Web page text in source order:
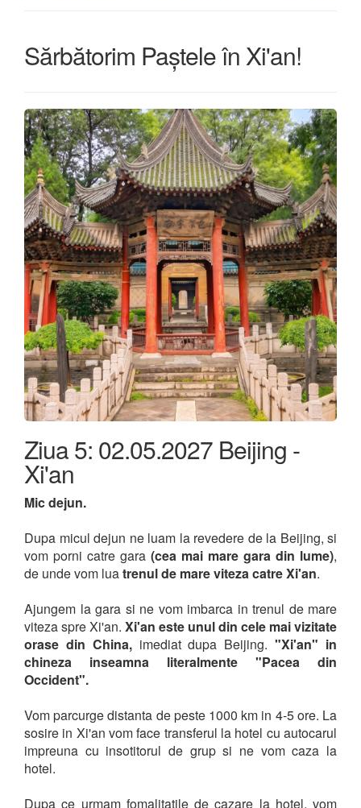
Sărbătorim Paștele în Xi'an!
Ziua 5: 02.05.2027 Beijing -
Xi'an
Mic dejun.
Dupa micul dejun ne luam la revedere de la Beijing, si
vom porni catre gara (cea mai mare gara din lume),
de unde vom luatrenul de mare viteza catre Xi'an.
Ajungem la gara si ne vom imbarca in trenul de mare
viteza spre Xi'an. Xi'an este unul din cele mai vizitate
orase din China, imediat dupa Beijing. "Xi'an" in
chineza inseamna literalmente "Pacea din
Occident".
Vom parcurge distanta de peste 1000 km in 4-5 ore. La
sosire in Xi'an vom face transferul la hotel cu autocarul
impreuna cu insotitorul de grup si ne vom caza la
hotel.
Dupa ce urmam fomalitatile de cazare la hotel, vom